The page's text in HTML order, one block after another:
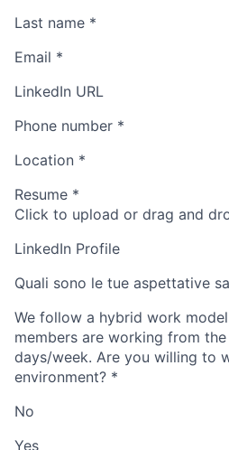
Last name *
Email *
LinkedIn URL
Phone number *
Location *
Resume *
Click to upload or drag and
LinkedIn Profile
Quali sono le tue aspettative
We follow a hybrid work
members are working from
days/week. Are you willing to
environment? *
No
Yes